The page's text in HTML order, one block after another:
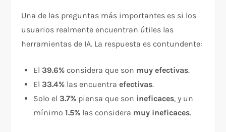
Una de las preguntas más importantes es si los
usuarios realmente encuentran útiles las
herramientas de IA. La respuesta es contundente:
El39.6% considera que son muy efectivas.
El33.4% las encuentraefectivas.
Solo el3.7% piensa que son ineficaces, y un
mínimo1.5% las considera muy ineficaces.